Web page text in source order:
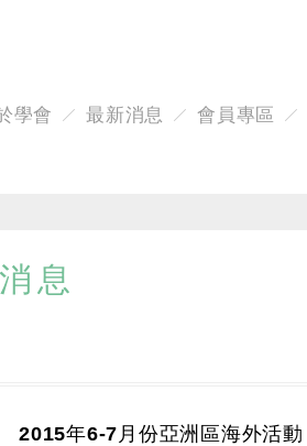
學會 最新消息 會員專區
息
2015年6-7月份亞洲區海外活動